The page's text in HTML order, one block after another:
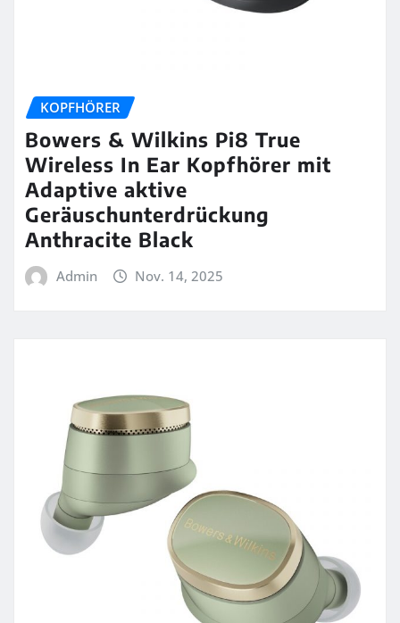
KOPFHÖRER
Bowers & Wilkins Pi8 True
Wireless In Ear Kopfhörer mit
Adaptive aktive
Geräuschunterdrückung
Anthracite Black
Admin Nov. 14, 2025